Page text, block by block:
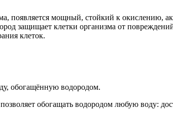
появляется мощный, стойкий к окислению,
защищает клетки организма от
клеток.
обогащённую водородом.
обогащать водородом любую воду: